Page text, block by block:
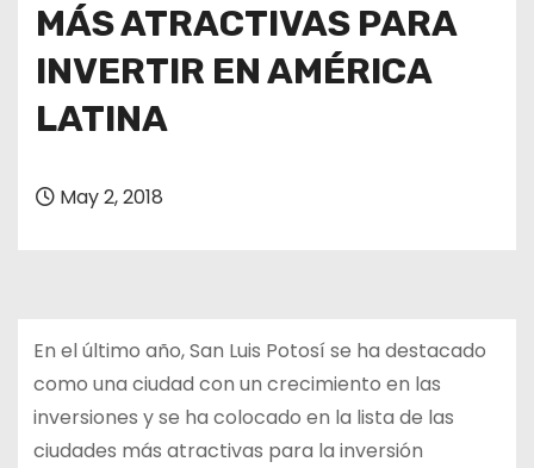
MÁS ATRACTIVAS PARA
INVERTIR EN AMÉRICA
LATINA
May 2, 2018
En el último año, San Luis Potosí se ha destacado
como una ciudad con un crecimiento en las
inversiones y se ha colocado en la lista de las
ciudades más atractivas para la inversión